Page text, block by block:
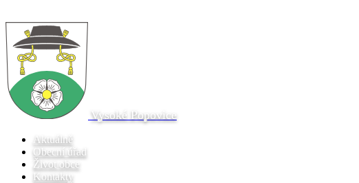
Vysoké Popovice
Aktuálně
Obecní úřad
Život obce
Kontakty